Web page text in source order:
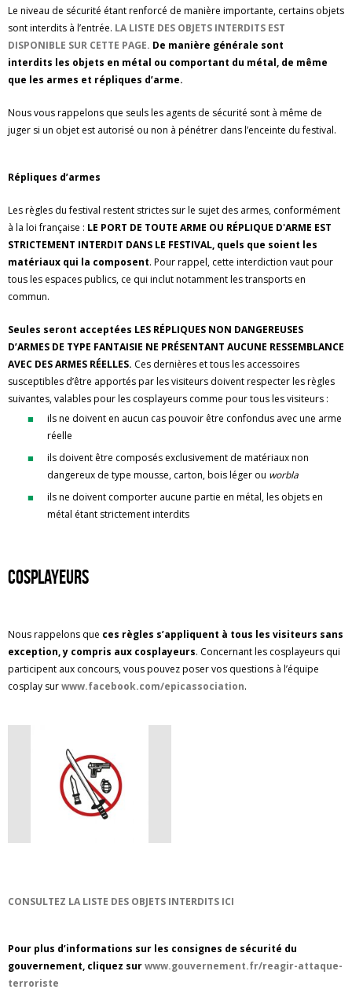
Le niveau de sécurité étant renforcé de manière importante, certains objets
sont interdits à l’entrée. LA LISTE DES OBJETS INTERDITS EST
DISPONIBLE SUR CETTE PAGE. De manière générale sont
interdits les objets en métal ou comportant du métal, de même
que les armes et répliques d’arme.
Nous vous rappelons que seuls les agents de sécurité sont à même de
juger si un objet est autorisé ou non à pénétrer dans l’enceinte du festival.
Répliques d’armes
Les règles du festival restent strictes sur le sujet des armes, conformément
à la loi française : LE PORT DE TOUTE ARME OU RÉPLIQUE D'ARME EST
STRICTEMENT INTERDIT DANS LE FESTIVAL, quels que soient les
matériaux qui la composent. Pour rappel, cette interdiction vaut pour
tous les espaces publics, ce qui inclut notamment les transports en
commun.
Seules seront acceptées LES RÉPLIQUES NON DANGEREUSES
D’ARMES DE TYPE FANTAISIE NE PRÉSENTANT AUCUNE RESSEMBLANCE
AVEC DES ARMES RÉELLES. Ces dernières et tous les accessoires
susceptibles d’être apportés par les visiteurs doivent respecter les règles
suivantes, valables pour les cosplayeurs comme pour tous les visiteurs :
ils ne doivent en aucun cas pouvoir être confondus avec une arme
réelle
ils doivent être composés exclusivement de matériaux non
dangereux de type mousse, carton, bois léger ou worbla
ils ne doivent comporter aucune partie en métal, les objets en
métal étant strictement interdits
Cosplayeurs
Nous rappelons que ces règles s’appliquent à tous les visiteurs sans
exception, y compris aux cosplayeurs. Concernant les cosplayeurs qui
participent aux concours, vous pouvez poser vos questions à l’équipe
cosplay surwww.facebook.com/epicassociation.
CONSULTEZ LA LISTE DES OBJETS INTERDITS ICI
Pour plus d’informations sur les consignes de sécurité du
gouvernement, cliquez surwww.gouvernement.fr/reagir-attaque-
terroriste